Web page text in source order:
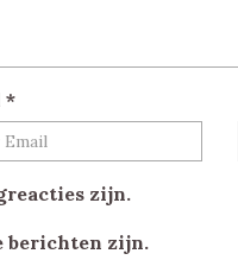
*
zijn.
berichten zijn.